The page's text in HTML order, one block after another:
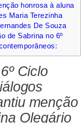
honrosa à aluna
Maria Terezinha
De Souza
de Sabrina no 6º
Ciclo
menção
Olegário